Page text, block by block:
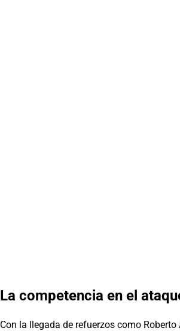
La competencia en el
Con la llegada de refuerzos como